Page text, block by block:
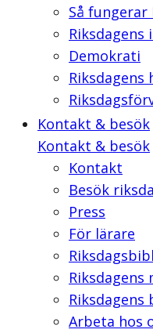
Så fungerar
Demokrati
Riksdagens
Kontakt & besök
Kontakt & besök
Kontakt
Besök
Press
För lärare
Riksdagens
Arbeta hos